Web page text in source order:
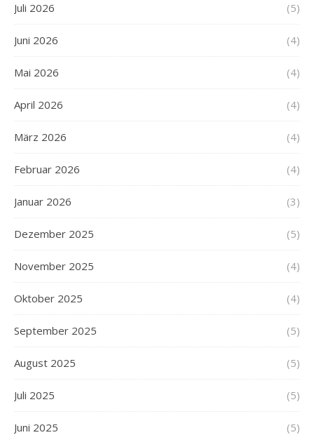
Juli 2026 (5)
Juni 2026 (4)
Mai 2026 (4)
April 2026 (4)
März 2026 (4)
Februar 2026 (4)
Januar 2026 (3)
Dezember 2025 (5)
November 2025 (4)
Oktober 2025 (4)
September 2025 (5)
August 2025 (5)
Juli 2025 (5)
Juni 2025 (5)